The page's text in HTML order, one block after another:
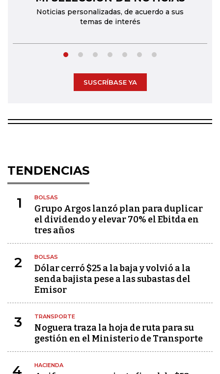
Noticias personalizadas, de acuerdo a sus
temas de interés
SUSCRÍBASE YA
TENDENCIAS
1 BOLSAS
Grupo Argos lanzó plan para duplicar
el dividendo y elevar 70% el Ebitda en
tres años
2 BOLSAS
Dólar cerró $25 a la baja y volvió a la
senda bajista pese a las subastas del
Emisor
3 TRANSPORTE
Noguera traza la hoja de ruta para su
gestión en el Ministerio de Transporte
4 HACIENDA